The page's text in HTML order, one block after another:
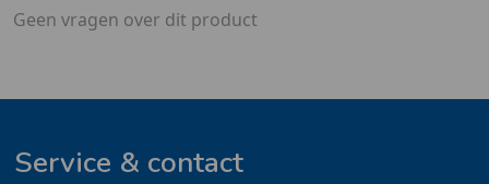
Geen vragen over dit product
Service & contact